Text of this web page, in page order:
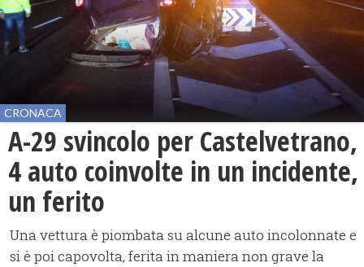
CRONACA
A-29 svincolo per Castelvetrano,
4 auto coinvolte in un incidente,
un ferito
Una vettura è piombata su alcune auto incolonnate e
si è poi capovolta, ferita in maniera non grave la